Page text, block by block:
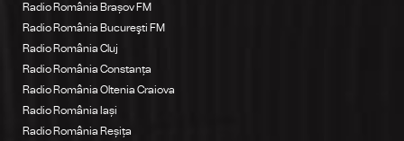
Radio România Brașov FM
Radio România Bucureşti FM
Radio România Cluj
Radio România Constanța
Radio România Oltenia Craiova
Radio România Iași
Radio România Reșița